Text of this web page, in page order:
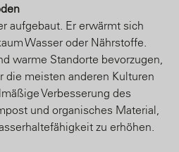
aufgebaut. Er erwärmt sich
Wasser oder Nährstoffe.
warme Standorte bevorzugen,
die meisten anderen Kulturen
Verbesserung des
und organisches Material,
zu erhöhen.